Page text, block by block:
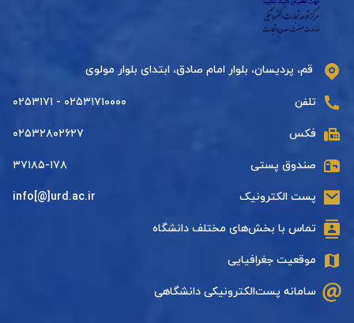
قم، پردیسان، بلوار امام صادق، ابتدای بلوار مولوی
تلفن ۰۲۵۳۱۷۱۰۰۰۰ - ۰۲۵۳۱۷۱
فکس ۰۲۵۳۲۸۰۲۶۲۷
صندوق پستی ۳۷۱۸۵-۱۷۸
پست الکترونیک info[@]urd.ac.ir
تماس با بخش‌های مختلف دانشگاه
موقعیت جغرافیایی
سامانه پست‌الکترونیکی دانشگاهی